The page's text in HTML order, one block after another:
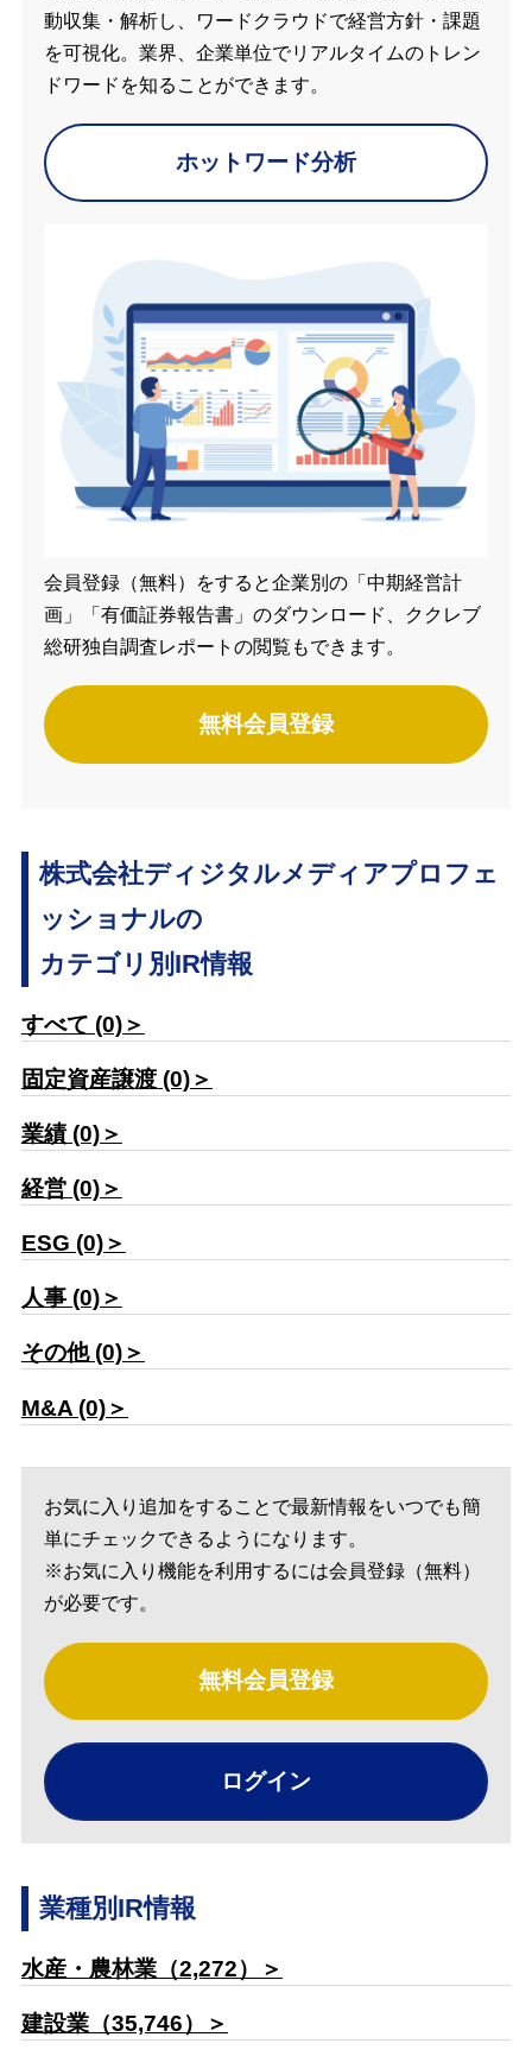
動収集・解析し、ワードクラウドで経営方針・課題
を可視化。業界、企業単位でリアルタイムのトレン
ドワードを知ることができます。
ホットワード分析
会員登録（無料）をすると企業別の「中期経営計
画」「有価証券報告書」のダウンロード、ククレブ
総研独自調査レポートの閲覧もできます。
無料会員登録
株式会社ディジタルメディアプロフェ
ッショナルの
カテゴリ別IR情報
すべて (0)＞
固定資産譲渡 (0)＞
業績 (0)＞
経営 (0)＞
ESG (0)＞
人事 (0)＞
その他 (0)＞
M&A (0)＞
お気に入り追加をすることで最新情報をいつでも簡
単にチェックできるようになります。
※お気に入り機能を利用するには会員登録（無料）
が必要です。
無料会員登録
ログイン
業種別IR情報
水産・農林業（2,272）＞
建設業（35,746）＞